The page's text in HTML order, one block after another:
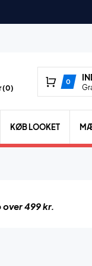
(0)
0
KØB LOOKET
499 kr.